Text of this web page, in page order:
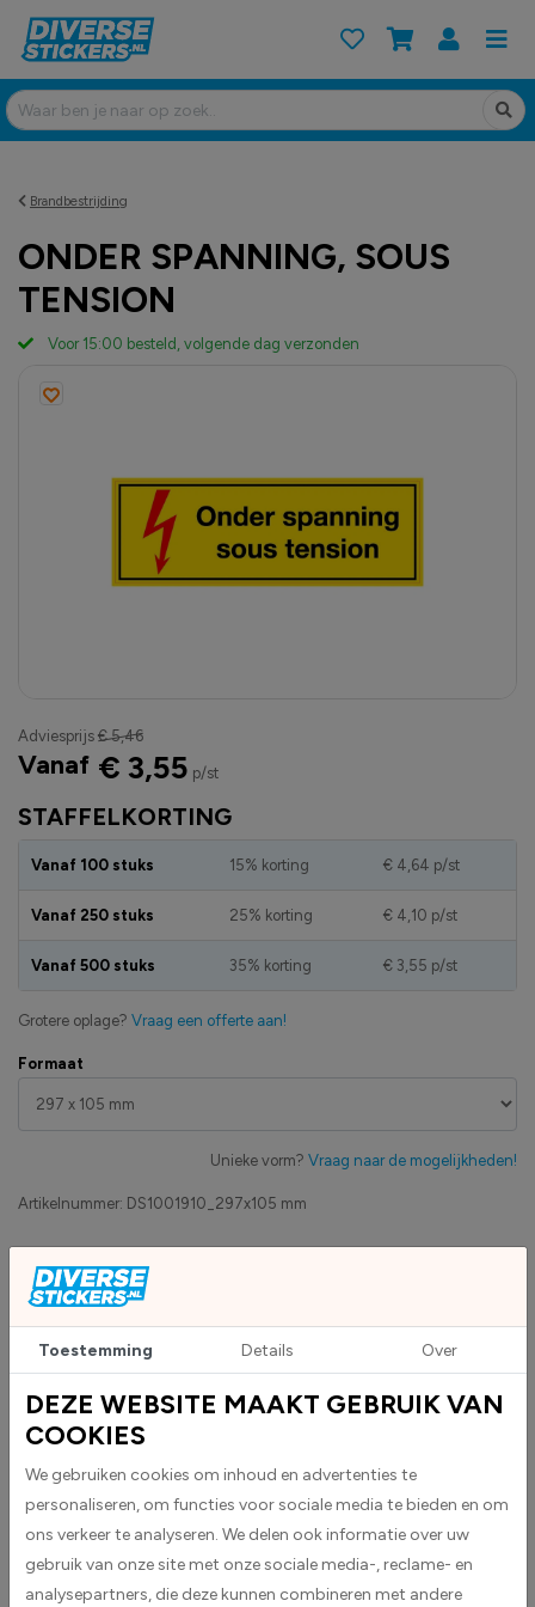
Brandbestrijding
ONDER SPANNING, SOUS
TENSION
Artikelnummer: DS1001910_297x105 mm
Zakelijk betaling op factuur mogelijk
Uv-bestendig & weersbestendigheid
High-tack folie met maximale grip
Formaat
Unieke vorm? Vraag naar de mogelijkheden!
STAFFELKORTING
Vanaf 100 stuks 15% korting € 4,64 p/st
Vanaf 250 stuks 25% korting € 4,10 p/st
Vanaf 500 stuks 35% korting € 3,55 p/st
Grotere oplage? Vraag een offerte aan!
Adviesprijs € 5,46
Vanaf € 3,55 p/st
Voor 15:00 besteld, volgende dag verzonden
Custom sticker maken? Upload eigen bestand
BESCHRIJVING
Toestemming Details Over
DEZE WEBSITE MAAKT GEBRUIK VAN
COOKIES
We gebruiken cookies om inhoud en advertenties te
personaliseren, om functies voor sociale media te bieden en om
ons verkeer te analyseren. We delen ook informatie over uw
gebruik van onze site met onze sociale media-, reclame- en
analysepartners, die deze kunnen combineren met andere